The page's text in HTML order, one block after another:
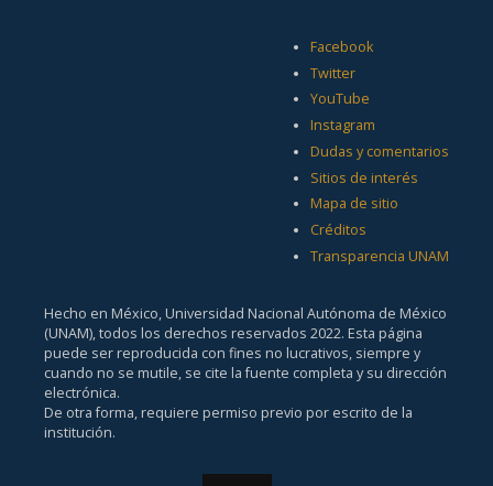
Facebook
Twitter
YouTube
Instagram
Dudas y comentarios
Sitios de interés
Mapa de sitio
Créditos
Transparencia UNAM
Hecho en México, Universidad Nacional Autónoma de México
(UNAM), todos los derechos reservados 2022. Esta página
puede ser reproducida con fines no lucrativos, siempre y
cuando no se mutile, se cite la fuente completa y su dirección
electrónica.
De otra forma, requiere permiso previo por escrito de la
institución.